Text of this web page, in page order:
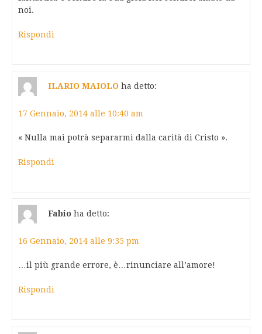
noi.
Rispondi
ILARIO MAIOLO ha detto:
17 Gennaio, 2014 alle 10:40 am
« Nulla mai potrà separarmi dalla carità di Cristo ».
Rispondi
Fabio ha detto:
16 Gennaio, 2014 alle 9:35 pm
…il più grande errore, è…rinunciare all’amore!
Rispondi